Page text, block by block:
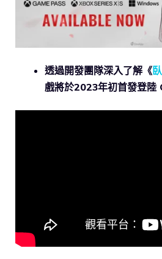
透過開發團隊深入了解《
戲將於2023年初首發登陸